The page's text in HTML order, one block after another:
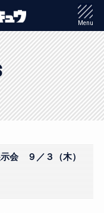
Menu
示会 ９／３（木）